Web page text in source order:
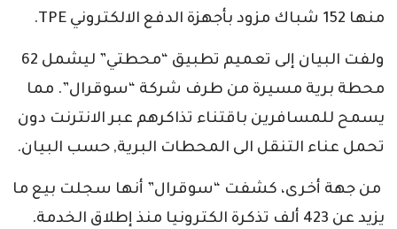
منها 152 شباك مزود بأجهزة الدفع الالكتروني TPE.
ولفت البيان إلى تعميم تطبيق “محطتي” ليشمل 62
محطة برية مسيرة من طرف شركة “سوقرال”. مما
يسمح للمسافرين باقتناء تذاكرهم عبر الانترنت دون
تحمل عناء التنقل الى المحطات البرية, حسب البيان.
من جهة أخرى، كشفت “سوقرال” أنها سجلت بيع ما
يزيد عن 423 ألف تذكرة الكترونيا منذ إطلاق الخدمة.